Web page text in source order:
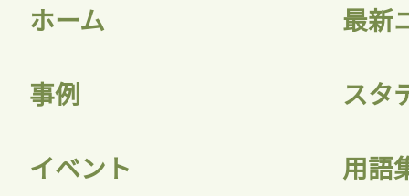
ホーム 最新
事例 スタ
イベント 用語